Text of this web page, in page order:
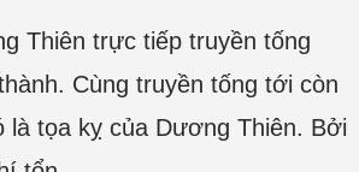
Thiên trực tiếp truyền tống
Cùng truyền tống tới còn
là tọa kỵ của Dương Thiên. Bởi